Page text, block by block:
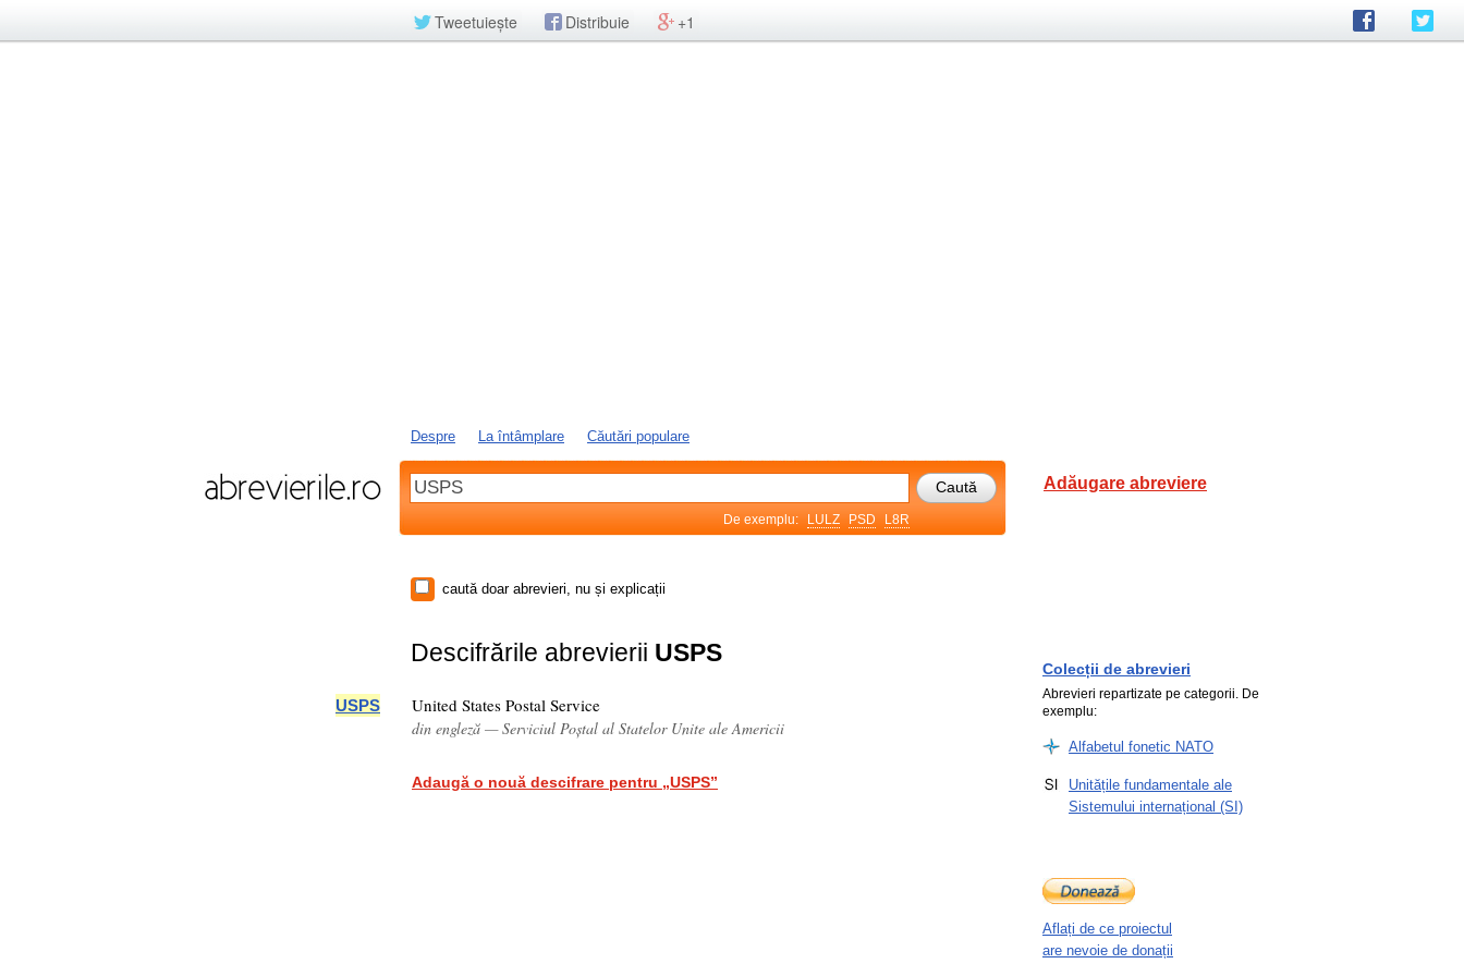
Tweetuiește Distribuie +1
Despre La întâmplare Căutări populare
De exemplu: LULZ PSD L8R
Adăugare abreviere
caută doar abrevieri, nu și explicații
Descifrările abrevierii USPS
USPS United States Postal Service
din engleză — Serviciul Poștal al Statelor Unite ale Americii
Adaugă o nouă descifrare pentru „USPS”
Colecții de abrevieri
Abrevieri repartizate pe categorii. De
exemplu:
Alfabetul fonetic NATO
Unitățile fundamentale ale
Sistemului internațional (SI)
Aflați de ce proiectul
are nevoie de donații